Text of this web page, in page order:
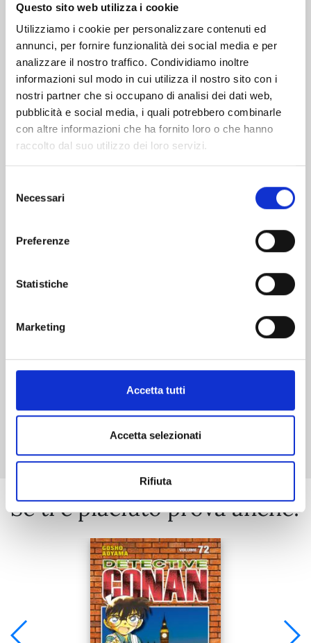
Questo sito web utilizza i cookie
Utilizziamo i cookie per personalizzare contenuti ed
annunci, per fornire funzionalità dei social media e per
analizzare il nostro traffico. Condividiamo inoltre
informazioni sul modo in cui utilizza il nostro sito con i
nostri partner che si occupano di analisi dei dati web,
pubblicità e social media, i quali potrebbero combinarle
con altre informazioni che ha fornito loro o che hanno
raccolto dal suo utilizzo dei loro servizi.
delNecessari
Preferenze
Statistiche
Marketing
Accetta tutti
Accetta selezionati
Rifiuta
Altri volumi della serie
Mostra tutto
Se ti è piaciuto prova anche: